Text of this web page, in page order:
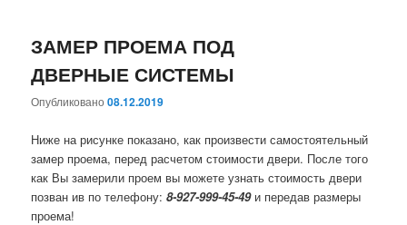
ЗАМЕР ПРОЕМА ПОД
ДВЕРНЫЕ СИСТЕМЫ
Опубликовано08.12.2019
Ниже на рисунке показано, как произвести самостоятельный
замер проема, перед расчетом стоимости двери. После того
как Вы замерили проем вы можете узнать стоимость двери
позван ив по телефону:8-927-999-45-49и передав размеры
проема!